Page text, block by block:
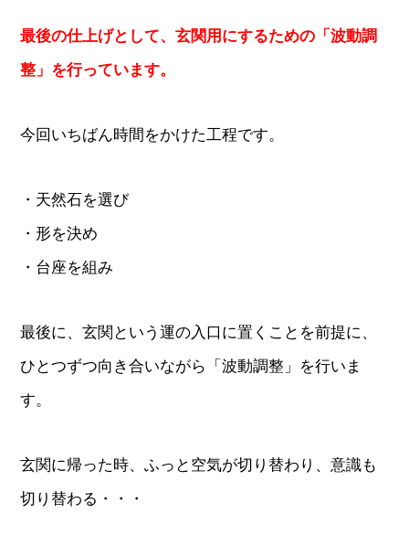
最後の仕上げとして、玄関用にするための「波動調
整」を行っています。
今回いちばん時間をかけた工程です。
・天然石を選び
・形を決め
・台座を組み
最後に、玄関という運の入口に置くことを前提に、
ひとつずつ向き合いながら「波動調整」を行いま
す。
玄関に帰った時、ふっと空気が切り替わり、意識も
切り替わる・・・